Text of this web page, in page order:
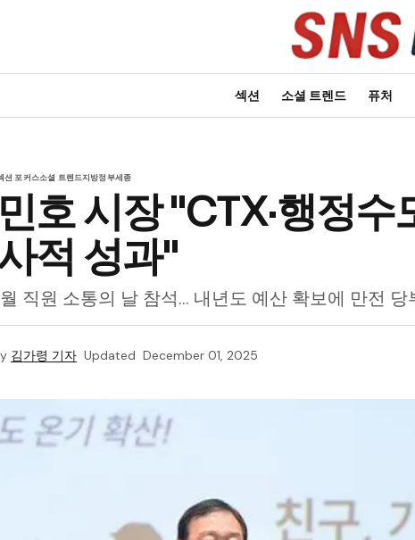
섹션 소셜 트렌드 퓨처
션 포커스소셜 트렌드지방정부세종
호 시장 "CTX·행정수
적 성과"
월 직원 소통의 날 참석… 내년도 예산 확보에 만전 당
김가령 기자 Updated December 01, 2025